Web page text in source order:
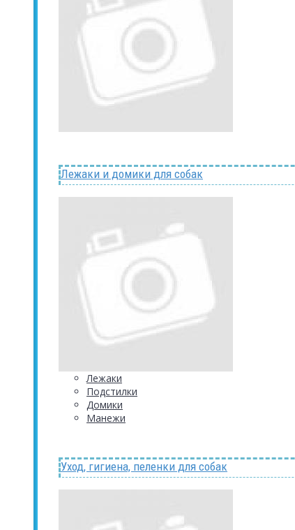
Лежаки и домики для собак
Лежаки
Подстилки
Домики
Манежи
Уход, гигиена, пеленки для собак